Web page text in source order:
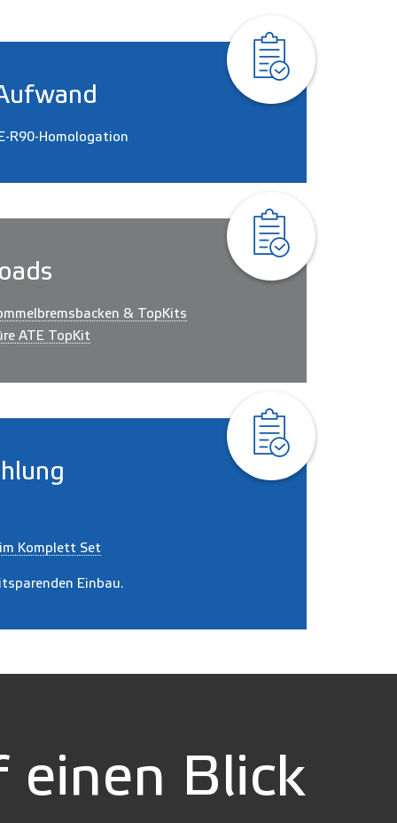
R90-Homologation
& TopKits
ATE TopKit
Komplett Set
Einbau.
einen Blick